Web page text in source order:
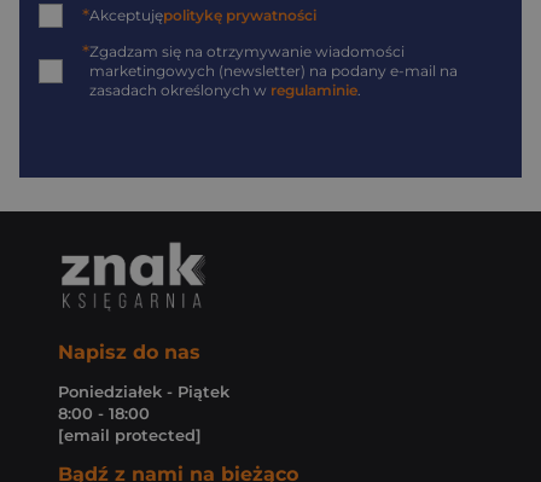
*Akceptujępolitykę prywatności
*Zgadzam się na otrzymywanie wiadomości
marketingowych (newsletter) na podany e-mail na
zasadach określonych w regulaminie
Napisz do nas
Poniedziałek - Piątek
8:00 - 18:00
[email protected]
Bądź z nami na bieżąco